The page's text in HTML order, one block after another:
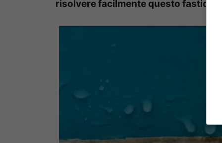
risolvere facilmente questo fastidio